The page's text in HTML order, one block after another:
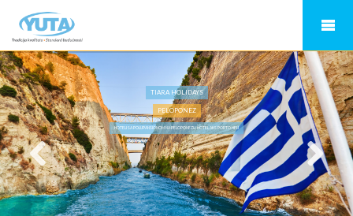
TIARA HOLIDAYS
PELOPONEZ
HOTELI SA POLUPANSIONOM NA PELOPONEZU, HOTEL AKS PORTO HELI